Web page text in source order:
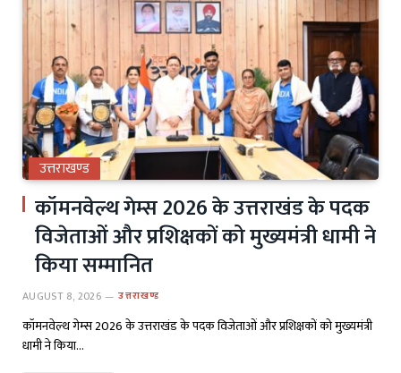
उत्तराखण्ड
कॉमनवेल्थ गेम्स 2026 के उत्तराखंड के पदक
विजेताओं और प्रशिक्षकों को मुख्यमंत्री धामी ने
किया सम्मानित
AUGUST 8, 2026 उत्तराखण्ड
कॉमनवेल्थ गेम्स 2026 के उत्तराखंड के पदक विजेताओं और प्रशिक्षकों को मुख्यमंत्री
धामी ने किया…